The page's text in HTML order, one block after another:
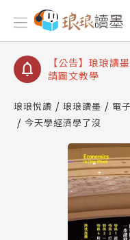
【公告】琅琅讀
【公告】琅琅讀
【公告】琅琅讀
請圖文教學
查詢
【公告】琅琅讀
琅琅悅讀 琅琅讀墨 電
今天學經濟學了沒